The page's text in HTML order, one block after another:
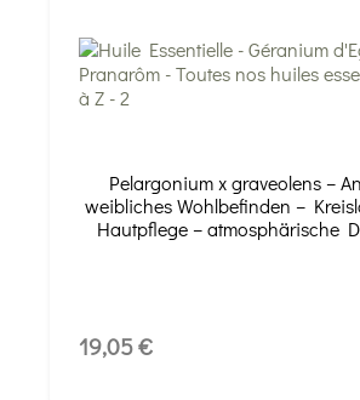
Pelargonium x graveolens –
weibliches Wohlbefinden –
Hautpflege – atmosphärische
19,05 €